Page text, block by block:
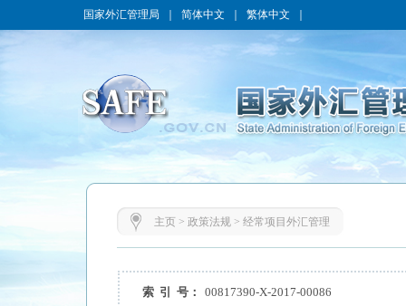
国家外汇管理局 简体中文 繁体中文
主页> 政策法规> 经常项目外汇管理
索 引 号：
00817390-X-2017-00086